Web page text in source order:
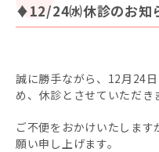
♦12/24㈬休診のお知
誠に勝手ながら、12月24
め、休診とさせていただき
ご不便をおかけいたしま
願い申し上げます。